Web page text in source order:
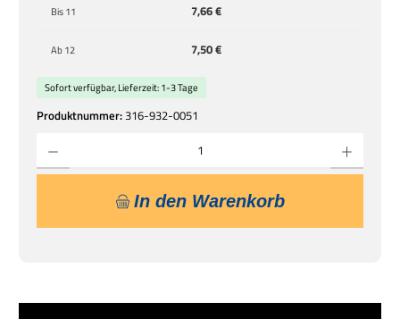
Bis11 7,66 €
Ab12 7,50 €
Produktnummer:316-932-0051
Sofort verfügbar, Lieferzeit: 1-3 Tage
In den Warenkorb